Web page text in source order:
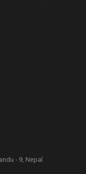
- 9, Nepal